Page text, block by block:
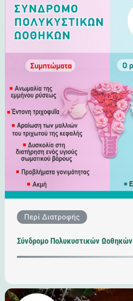
Περί Διατροφής
Σύνδρομο Πολυκυστικών Ωοθηκών